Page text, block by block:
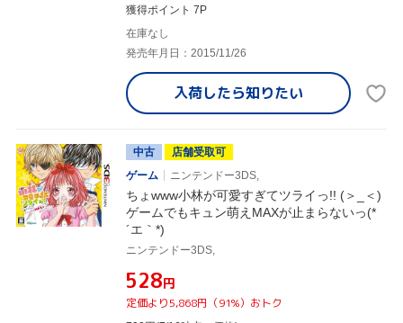
獲得ポイント 7P
在庫なし
発売年月日：2015/11/26
入荷したら知りたい
中古
店舗受取可
ゲーム
ニンテンドー3DS,
ちょwww小林が可愛すぎてツライっ!! (＞_＜)
ゲームでもキュン萌えMAXが止まらないっ(*
´エ｀*)
ニンテンドー3DS,
¥528円
定価より5,868円（91%）おトク